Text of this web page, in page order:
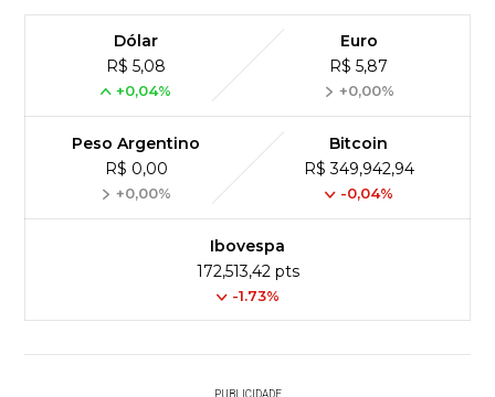
Dólar
R$ 5,08
+0,04%
Euro
R$ 5,87
+0,00%
Peso Argentino
R$ 0,00
+0,00%
Bitcoin
R$ 349,942,94
-0,04%
Ibovespa
172,513,42 pts
-1.73%
PUBLICIDADE